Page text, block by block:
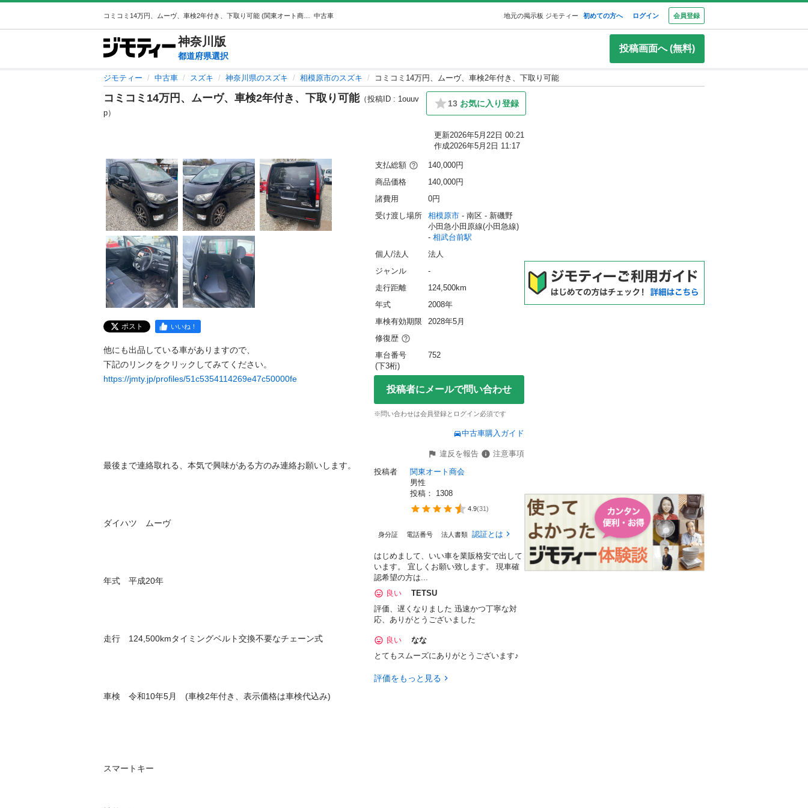
中古車 地元の掲示板 ジモティー 初めての方へ ログイン 会員登録
神奈川 版
都道府県選択
投稿画面へ (無料)
ジモティー 中古車 スズキ 神奈川県のスズキ 相模原市のスズキ コミコミ14万円、ムーヴ、車検2年付き、下取り可能
コミコミ14万円、ムーヴ、車検2年付き、下取り可能（投稿ID : 1ouuv
p）
13 お気に入り登録
更新2026年5月22日 00:21
作成2026年5月2日 11:17
ポスト いいね！
他にも出品している車がありますので、
https://jmty.jp/profiles/51c5354114269e47c50000fe
最後まで連絡取れる、本気で興味がある方のみ連絡お願いします。
ダイハツ　ムーヴ
年式　平成20年
走行　124,500kmタイミングベルト交換不要なチェーン式
車検　令和10年5月　(車検2年付き、表示価格は車検代込み)
スマートキー
支払総額
140,000円
商品価格
140,000円
諸費用
0円
受け渡し場所
相模原市 - 南区 - 新磯野
小田急小田原線(小田急線)
- 相武台前駅
個人/法人
法人
ジャンル
-
走行距離
124,500km
年式
2008年
車検有効期限
2028年5月
修復歴
車台番号
(下3桁)
752
投稿者にメールで問い合わせ
※問い合わせは会員登録とログイン必須です
中古車購入ガイド
違反を報告
注意事項
投稿者
関東オート商会
男性
投稿： 1308
4.9(31)
身分証 電話番号 法人書類 認証とは
はじめまして、いい車を業販格安で出して
います。 宜しくお願い致します。 現車確
認希望の方は...
良い
TETSU
評価、遅くなりました 迅速かつ丁寧な対
応、ありがとうございました
良い
なな
とてもスムーズにありがとうございます♪
評価をもっと見る